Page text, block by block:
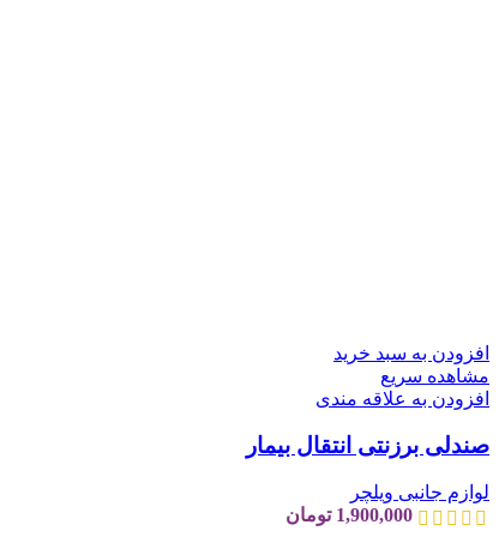
افزودن به سبد خرید
مشاهده سریع
افزودن به علاقه مندی
صندلی برزنتی انتقال بیمار
لوازم جانبی ویلچر
1,900,000 تومان